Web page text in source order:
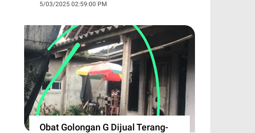
5/03/2025 02:59:00 PM
Obat Golongan G Dijual Terang-